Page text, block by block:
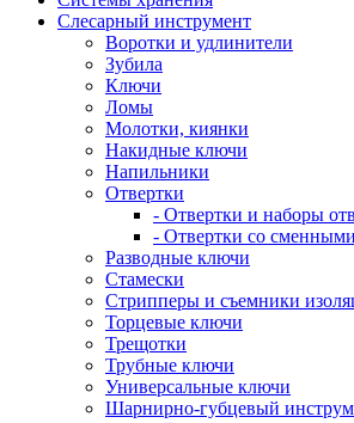
Слесарный инструмент
Воротки и удлинители
Зубила
Ключи
Ломы
Молотки, киянки
Накидные ключи
Напильники
Отвертки
- Отвертки и наборы
- Отвертки со
Разводные ключи
Стамески
Стрипперы и съемники
Торцевые ключи
Трещотки
Трубные ключи
Универсальные ключи
Шарнирно-губцевый